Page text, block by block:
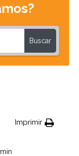
Buscar
Imprimir